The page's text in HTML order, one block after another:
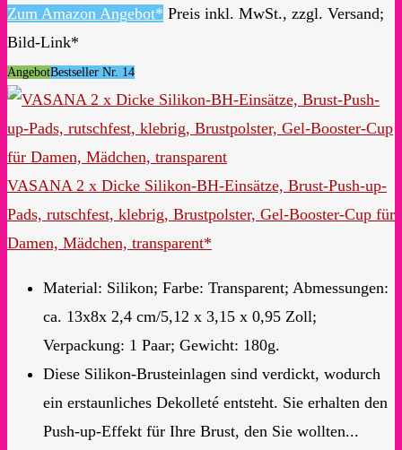
Zum Amazon Angebot* Preis inkl. MwSt., zzgl. Versand;
Bild-Link*
AngebotBestseller Nr. 14
VASANA 2 x Dicke Silikon-BH-Einsätze, Brust-Push-up-
Pads, rutschfest, klebrig, Brustpolster, Gel-Booster-Cup für
Damen, Mädchen, transparent*
Material: Silikon; Farbe: Transparent; Abmessungen:
ca. 13x8x 2,4 cm/5,12 x 3,15 x 0,95 Zoll;
Verpackung: 1 Paar; Gewicht: 180g.
Diese Silikon-Brusteinlagen sind verdickt, wodurch
ein erstaunliches Dekolleté entsteht. Sie erhalten den
Push-up-Effekt für Ihre Brust, den Sie wollten...